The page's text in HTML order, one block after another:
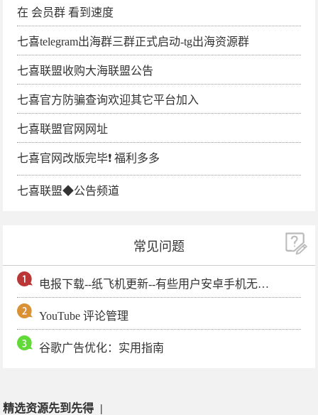
在 会员群 看到速度
七喜telegram出海群三群正式启动-tg出海资源群
七喜联盟收购大海联盟公告
七喜官方防骗查询欢迎其它平台加入
七喜联盟官网网址
七喜官网改版完毕❗️ 福利多多
七喜联盟◆公告频道
常见问题
电报下载--纸飞机更新--有些用户安卓手机无法更新电报软件
YouTube 评论管理
谷歌广告优化：实用指南
精选资源先到先得 |